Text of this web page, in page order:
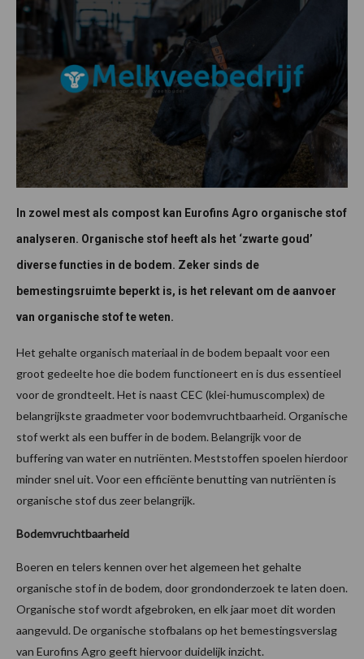
In zowel mest als compost kan Eurofins Agro organische stof
analyseren. Organische stof heeft als het ‘zwarte goud’
diverse functies in de bodem. Zeker sinds de
bemestingsruimte beperkt is, is het relevant om de aanvoer
van organische stof te weten.
Het gehalte organisch materiaal in de bodem bepaalt voor een
groot gedeelte hoe die bodem functioneert en is dus essentieel
voor de grondteelt. Het is naast CEC (klei-humuscomplex) de
belangrijkste graadmeter voor bodemvruchtbaarheid. Organische
stof werkt als een buffer in de bodem. Belangrijk voor de
buffering van water en nutriënten. Meststoffen spoelen hierdoor
minder snel uit. Voor een efficiënte benutting van nutriënten is
organische stof dus zeer belangrijk.
Bodemvruchtbaarheid
Boeren en telers kennen over het algemeen het gehalte
organische stof in de bodem, door grondonderzoek te laten doen.
Organische stof wordt afgebroken, en elk jaar moet dit worden
aangevuld. De organische stofbalans op het bemestingsverslag
van Eurofins Agro geeft hiervoor duidelijk inzicht.